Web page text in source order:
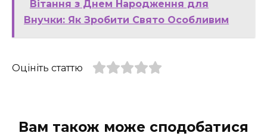
Вітання з Днем Народження для
Внучки: Як Зробити Свято Особливим
Оцініть статтю
Вам також може сподобатися